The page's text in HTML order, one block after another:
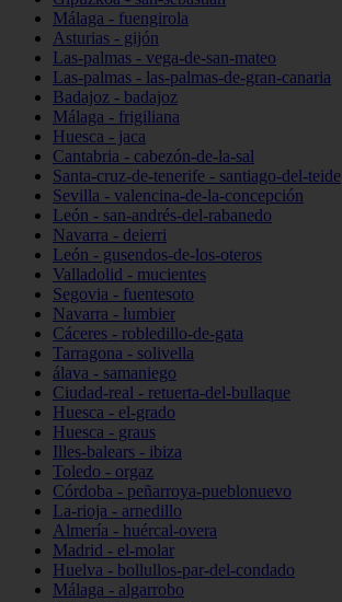
Málaga - fuengirola
Asturias - gijón
Las-palmas - vega-de-san-mateo
Las-palmas - las-palmas-de-gran-canaria
Badajoz - badajoz
Málaga - frigiliana
Huesca - jaca
Cantabria - cabezón-de-la-sal
Santa-cruz-de-tenerife - santiago-del-teide
Sevilla - valencina-de-la-concepción
León - san-andrés-del-rabanedo
Navarra - deierri
León - gusendos-de-los-oteros
Valladolid - mucientes
Segovia - fuentesoto
Navarra - lumbier
Cáceres - robledillo-de-gata
Tarragona - solivella
álava - samaniego
Ciudad-real - retuerta-del-bullaque
Huesca - el-grado
Huesca - graus
Illes-balears - ibiza
Toledo - orgaz
Córdoba - peñarroya-pueblonuevo
La-rioja - arnedillo
Almería - huércal-overa
Madrid - el-molar
Huelva - bollullos-par-del-condado
Málaga - algarrobo